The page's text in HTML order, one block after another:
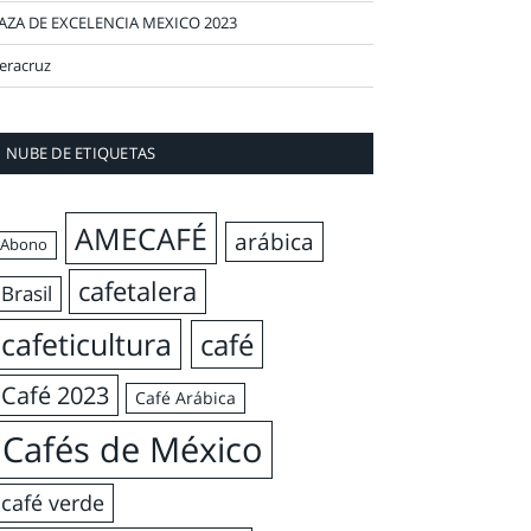
DE EXCELENCIA MEXICO 2023
NUBE DE ETIQUETAS
Abono AMECAFÉ arábica
Brasil cafetalera
cafeticultura café
Café 2023 Café Arábica
Cafés de México
café verde